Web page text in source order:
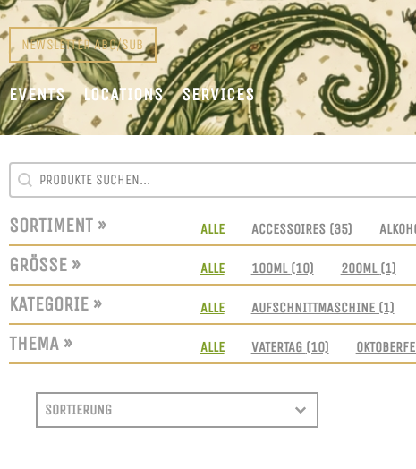
NEWSLETTER ABO/SUB
EVENTS LOCATIONS SERVICES
SUCHFELD
SEARCH CONTENT
SORTIMENT » SORTIMENT
ALLE ACCESSOIRES (35)
GRÖSSE »
GRÖSSEN
ALLE 100ML (10) 200ML (1)
KATEGORIE »
KATEGORIE
ALLE AUFSCHNITTMASCHINE (1)
THEMA »
THEMEN
ALLE VATERTAG (10)
SORTIEREN
SORT CONTENT
SORT CONTENT